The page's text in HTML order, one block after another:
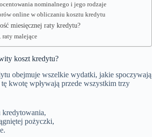
nominalnego i jego rodzaje
online w obliczaniu kosztu kredytu
miesięcznej raty kredytu?
raty malejące
koszt kredytu?
obejmuje wszelkie wydatki, jakie spoczywają
kwotę wpływają przede wszystkim trzy
kredytowania,
pożyczki,